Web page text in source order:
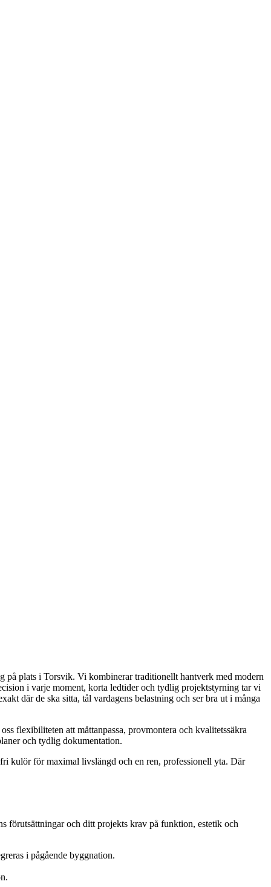
på plats i Torsvik. Vi kombinerar traditionellt hantverk med modern
i varje moment, korta ledtider och tydlig projektstyrning tar vi
där de ska sitta, tål vardagens belastning och ser bra ut i många
flexibiliteten att måttanpassa, provmontera och kvalitetssäkra
och tydlig dokumentation.
kulör för maximal livslängd och en ren, professionell yta. Där
förutsättningar och ditt projekts krav på funktion, estetik och
i pågående byggnation.